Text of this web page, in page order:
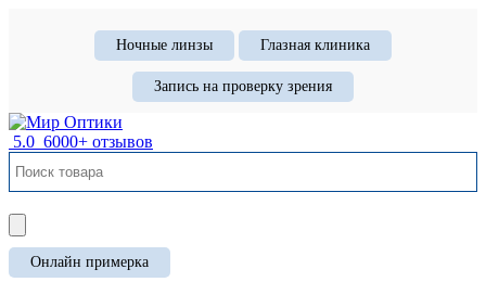
Ночные линзы Глазная клиника
Запись на проверку зрения
5.0 6000+ отзывов
Онлайн примерка